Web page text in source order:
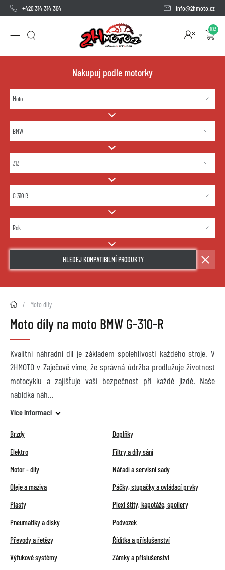
+420 314 314 304 info@2hmoto.cz
103
Nakupuj podle motorky
HLEDEJ KOMPATIBILNÍ PRODUKTY
2HMOTO.cz Moto díly
Moto díly na moto BMW G-310-R
Kvalitní náhradní díl je základem spolehlivosti každého stroje. V
2HMOTO v Zaječově víme, že správná údržba prodlužuje životnost
motocyklu a zajišťuje vaši bezpečnost při každé jízdě. Naše
nabídka náh
Více informací
Brzdy
Doplňky
Elektro
Filtry a díly sání
Motor - díly
Nářadí a servisní sady
Oleje a maziva
Páčky, stupačky a ovládací prvky
Plasty
Plexi štíty, kapotáže, spoilery
Pneumatiky a disky
Podvozek
Převody a řetězy
Řídítka a příslušenství
Výfukové systémy
Zámky a příslušenství